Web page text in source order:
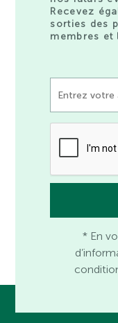
Recevez
sorties des
membres et
* En